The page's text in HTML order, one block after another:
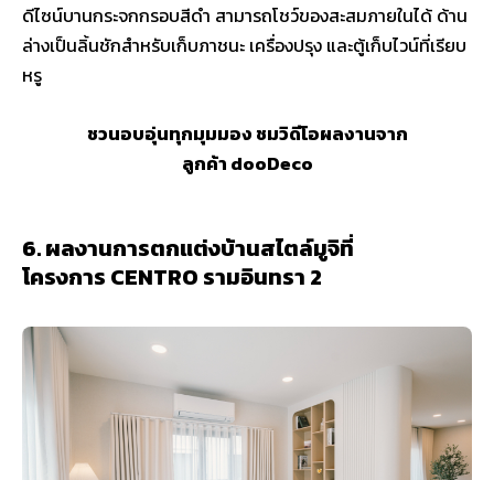
ดีไซน์บานกระจกกรอบสีดำ สามารถโชว์ของสะสมภายในได้ ด้าน
ล่างเป็นลิ้นชักสำหรับเก็บภาชนะ เครื่องปรุง และตู้เก็บไวน์ที่เรียบ
หรู
ชวนอบอุ่นทุกมุมมอง ชมวิดีโอผลงานจาก
ลูกค้า dooDeco
6. ผลงานการตกแต่งบ้านสไตล์มูจิที่
โครงการ CENTRO รามอินทรา 2